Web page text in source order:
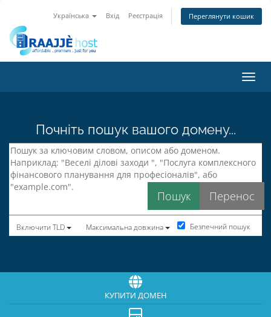
Українська Вхід Реєстрація Переглянути кошик
Почніть пошук вашого домену...
Включити TLD Максимальна довжина Безпечний пошук
КУПИТИ ДОМЕН